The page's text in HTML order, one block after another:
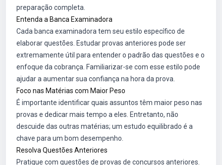
preparação completa.
Entenda a Banca Examinadora
Cada banca examinadora tem seu estilo específico de
elaborar questões. Estudar provas anteriores pode ser
extremamente útil para entender o padrão das questões e o
enfoque da cobrança. Familiarizar-se com esse estilo pode
ajudar a aumentar sua confiança na hora da prova.
Foco nas Matérias com Maior Peso
É importante identificar quais assuntos têm maior peso nas
provas e dedicar mais tempo a eles. Entretanto, não
descuide das outras matérias; um estudo equilibrado é a
chave para um bom desempenho.
Resolva Questões Anteriores
Pratique com questões de provas de concursos anteriores.